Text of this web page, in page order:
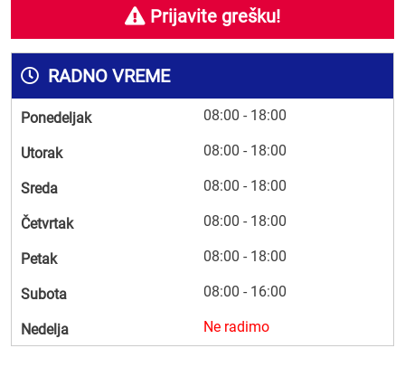
Prijavite grešku!
RADNO VREME
Ponedeljak 08:00 - 18:00
Utorak 08:00 - 18:00
Sreda 08:00 - 18:00
Četvrtak 08:00 - 18:00
Petak 08:00 - 18:00
Subota 08:00 - 16:00
Nedelja Ne radimo